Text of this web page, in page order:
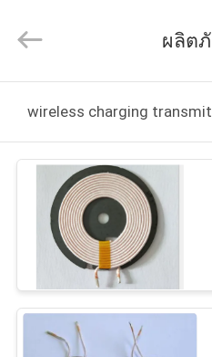
บ้าน
สินค้า
แสดง
VR
Uchi
Electronics
Rights
ผลิต
wireless charging